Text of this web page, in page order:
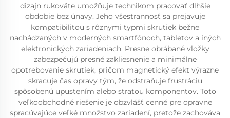
dizajn rukoväte umožňuje technikom pracovať dlhšie
obdobie bez únavy. Jeho všestrannosť sa prejavuje
kompatibilitou s rôznymi typmi skrutiek bežne
nachádzaných v moderných smartfónoch, tabletov a iných
elektronických zariadeniach. Presne obrábané vložky
zabezpečujú presné zakliesnenie a minimálne
opotrebovanie skrutiek, pričom magnetický efekt výrazne
skracuje čas opravy tým, že odstraňuje frustráciu
spôsobenú upustením alebo stratou komponentov. Toto
veľkoobchodné riešenie je obzvlášť cenné pre opravne
spracúvajúce veľké množstvo zariadení, pretože zachováva